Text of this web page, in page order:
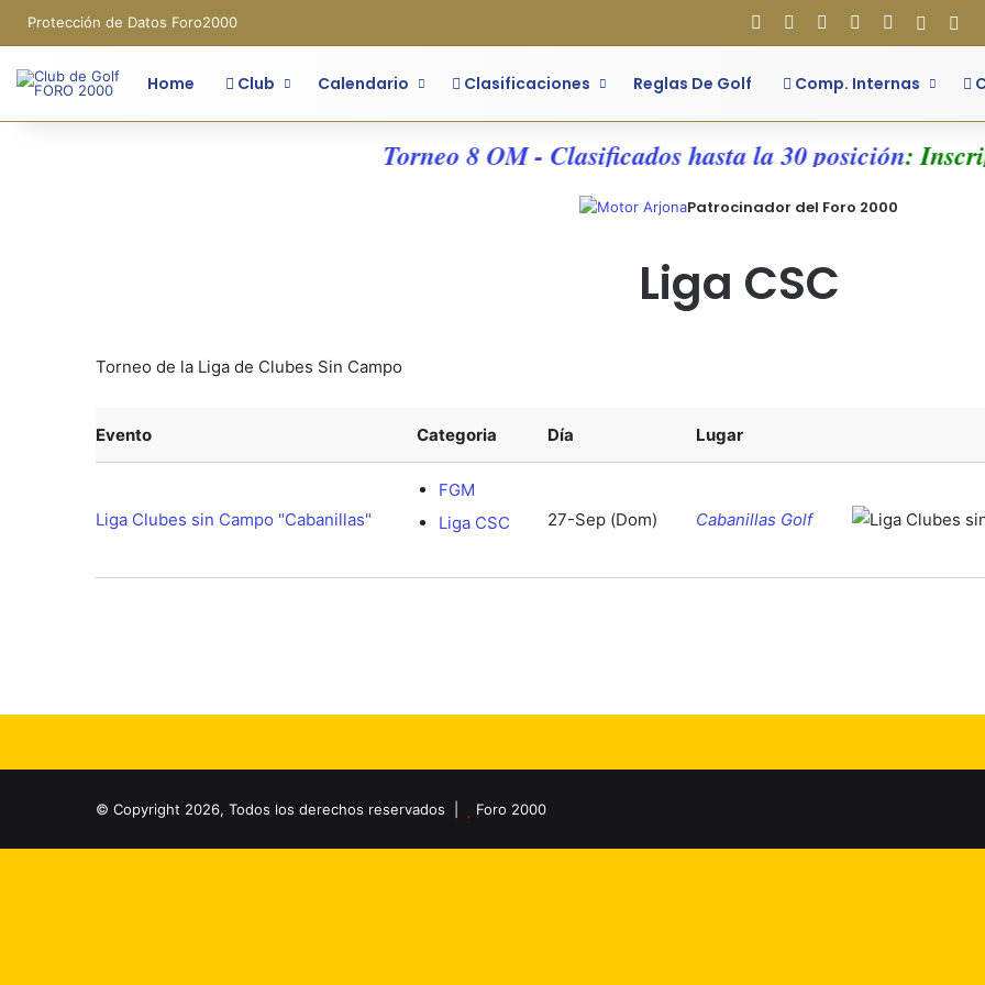
Protección de Datos Foro2000 Facebook Flickr YouTubeInstagram
Acceso
Home Club Calendario Clasificaciones Reglas De Golf Comp. Internas
Torneo 8 OM - Clasificados hasta la 30 posición:
Patrocinador del Foro 2000
Liga CSC
Torneo de la Liga de Clubes Sin Campo
Evento Categoria Día Lugar
Liga Clubes sin Campo "Cabanillas"
FGM
Liga CSC
27-Sep (Dom) Cabanillas Golf
© Copyright 2026, Todos los derechos reservados | Foro 2000